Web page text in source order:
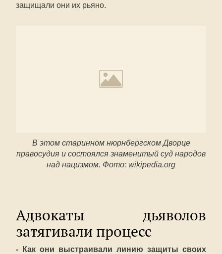
защищали они их рьяно.
В этом старинном нюрнбергском Дворце
правосудия и состоялся знаменитый суд народов
над нацизмом. Фото: wikipedia.org
Адвокаты дьяволов
затягивали процесс
- Как они выстраивали линию защиты своих